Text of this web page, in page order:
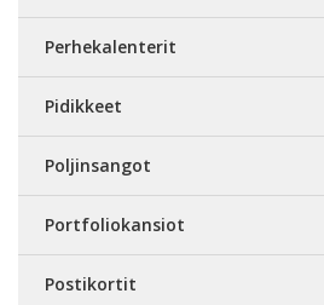
Perhekalenterit
Pidikkeet
Poljinsangot
Portfoliokansiot
Postikortit